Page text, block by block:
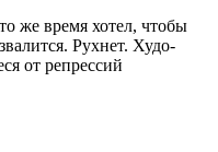
же время хотел, чтобы
Рухнет. Худо-
от репрессий